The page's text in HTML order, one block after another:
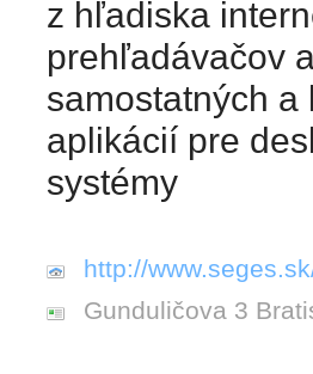
z hľadiska
prehľadávačov
samostatných a
aplikácií pre
systémy
http://
Gunduličova 3